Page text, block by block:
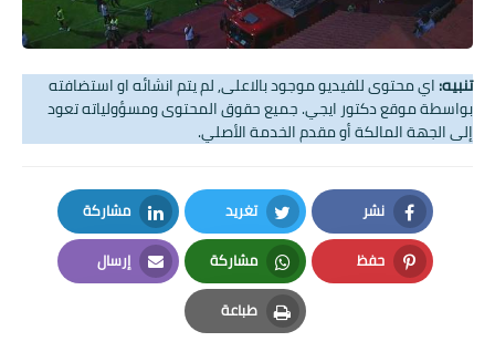
تنبيه:اي محتوى للفيديو موجود بالاعلى, لم يتم انشائه او استضافته
بواسطة موقع دكتور ايجي. جميع حقوق المحتوى ومسؤولياته تعود
إلى الجهة المالكة أو مقدم الخدمة الأصلي.
نشر
Facebook
تغريد
Twitter
مشاركة
LinkedIn
حفظ
Pinterest
مشاركة
Whatsapp
إرسال
Email
طباعة
Print